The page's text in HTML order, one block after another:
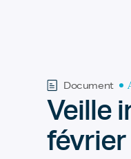
Document
Veille
février